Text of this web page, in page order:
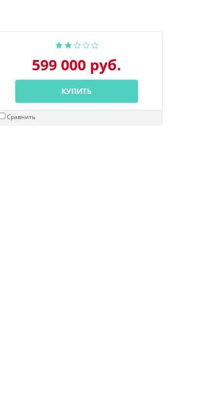
599 000 руб.
КУПИТЬ
Сравнить